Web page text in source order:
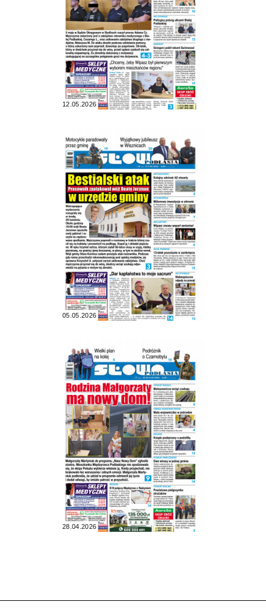
12.05.2026
05.05.2026
28.04.2026